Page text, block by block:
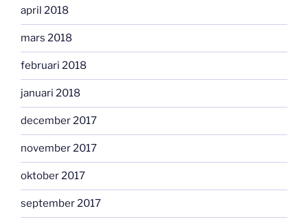
april 2018
mars 2018
februari 2018
januari 2018
december 2017
november 2017
oktober 2017
september 2017